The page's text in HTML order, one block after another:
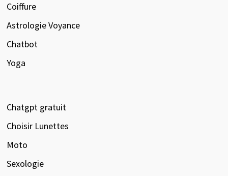
Coiffure
Astrologie Voyance
Chatbot
Yoga
Chatgpt gratuit
Choisir Lunettes
Moto
Sexologie